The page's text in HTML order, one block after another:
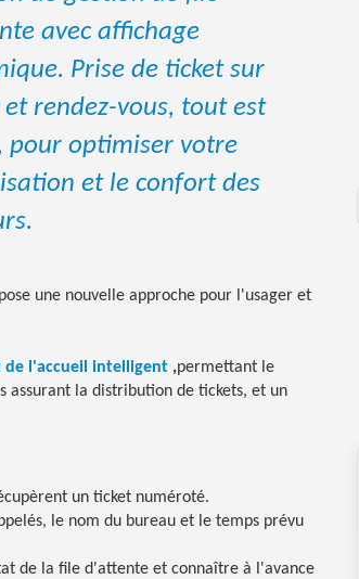
avec affichage
Prise de ticket sur
rendez-vous, tout est
pour optimiser votre
et le confort des
une nouvelle approche pour l'usager et
de l'accueil intelligent ,permettant le
assurant la distribution de tickets, et un
un ticket numéroté.
le nom du bureau et le temps prévu
de la file d'attente et connaître à l'avance